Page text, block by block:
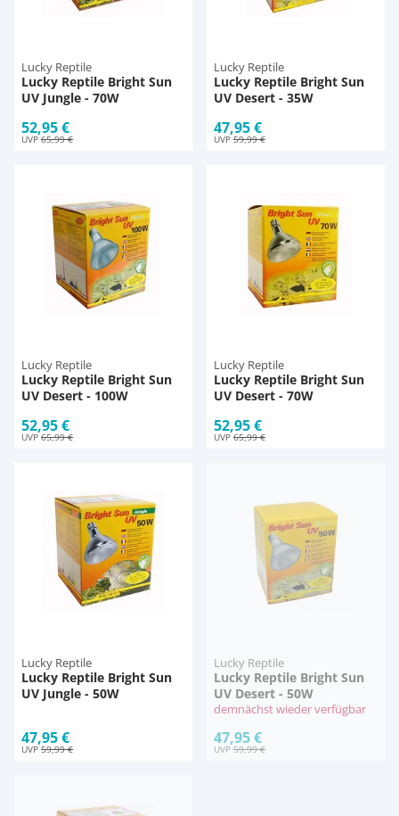
Lucky Reptile
Lucky Reptile Bright Sun
UV Jungle - 70W
52,95 €
UVP 65,99 €
Lucky Reptile
Lucky Reptile Bright Sun
UV Desert - 35W
47,95 €
UVP 59,99 €
Lucky Reptile
Lucky Reptile Bright Sun
UV Desert - 100W
52,95 €
UVP 65,99 €
Lucky Reptile
Lucky Reptile Bright Sun
UV Desert - 70W
52,95 €
UVP 65,99 €
Lucky Reptile
Lucky Reptile Bright Sun
UV Jungle - 50W
47,95 €
UVP 59,99 €
Lucky Reptile
Lucky Reptile Bright Sun
UV Desert - 50W
demnächst wieder verfügbar
47,95 €
UVP 59,99 €
Aqua Illumination
Alle Marken »
Fischfutter Test
D & D Aquarien